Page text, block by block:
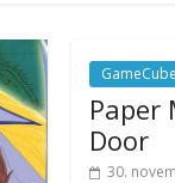
GameCube
Paper
Door
30.